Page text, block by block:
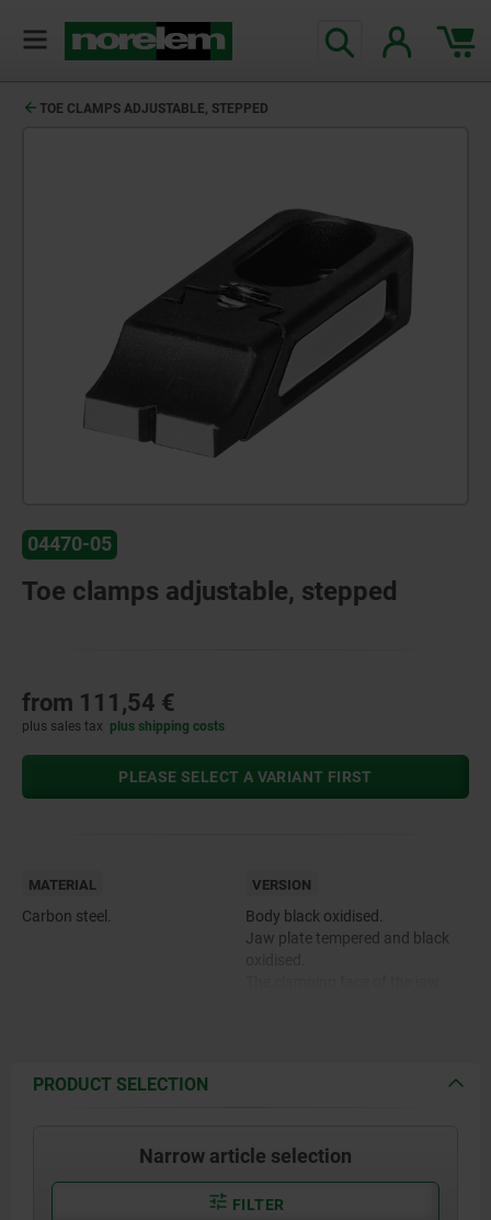
TOE CLAMPS ADJUSTABLE, STEPPED
04470-05
Toe clamps adjustable, stepped
from 111,54 €
plus sales tax plus shipping costs
PLEASE SELECT A VARIANT FIRST
MATERIAL
Carbon steel.
VERSION
Body black oxidised.
Jaw plate tempered and black
PRODUCT SELECTION
Narrow article selection
FILTER